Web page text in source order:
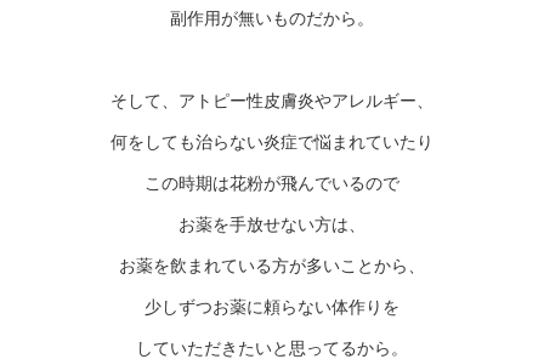
副作用が無いものだから。
そして、アトピー性皮膚炎やアレルギー、
何をしても治らない炎症で悩まれていたり
この時期は花粉が飛んでいるので
お薬を手放せない方は、
お薬を飲まれている方が多いことから、
少しずつお薬に頼らない体作りを
していただきたいと思ってるから。